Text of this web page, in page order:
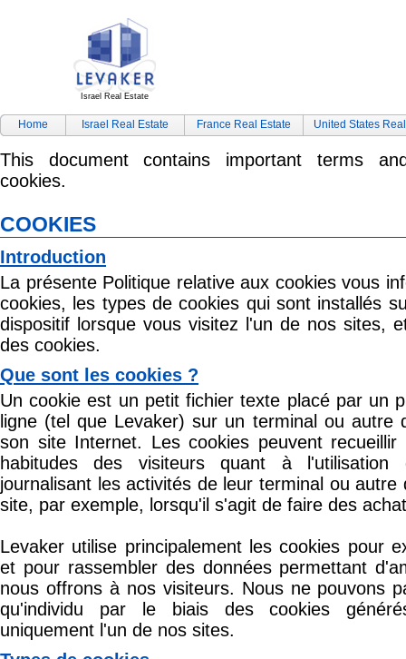
Israel Real Estate
Home Israel Real Estate France Real Estate United States
This document contains important terms
cookies.
COOKIES
Introduction
La présente Politique relative aux cookies vous
cookies, les types de cookies qui sont installés
dispositif lorsque vous visitez l'un de nos sites,
des cookies.
Que sont les cookies ?
Un cookie est un petit fichier texte placé par un
ligne (tel que Levaker) sur un terminal ou autre
son site Internet. Les cookies peuvent
habitudes des visiteurs quant à
journalisant les activités de leur terminal ou autre
site, par exemple, lorsqu'il s'agit de faire des
Levaker utilise principalement les cookies pour
et pour rassembler des données permettant
nous offrons à nos visiteurs. Nous ne pouvons
qu'individu par le biais des cookies
uniquement l'un de nos sites.